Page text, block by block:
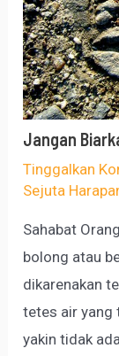
Jangan
Tinggalkan
Sejuta
Sahabat
bolong atau
dikarenakan
tetes air yang
yakin tidak